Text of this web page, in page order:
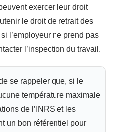
exercer leur droit
le droit de retrait des
l’employeur ne prend pas
l’inspection du travail.
se rappeler que, si le
température maximale
de l’INRS et les
un bon référentiel pour